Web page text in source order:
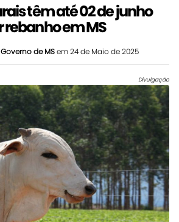
têm até 02 de junho
em MS
de MSem 24 de Maio de 2025
Divulgação